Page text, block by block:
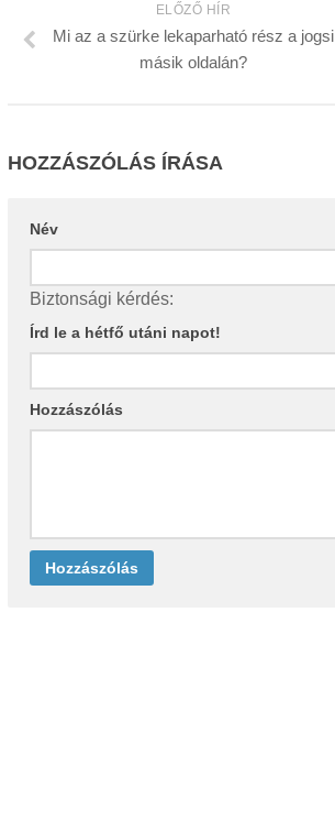
ELŐZŐ HÍR
Mi az a szürke lekaparható rész a jogsi
másik oldalán?
HOZZÁSZÓLÁS ÍRÁSA
Név
Biztonsági kérdés:
Írd le a hétfő utáni napot!
Hozzászólás